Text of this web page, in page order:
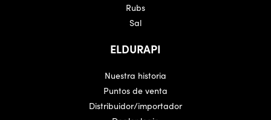
Rubs
Sal
ELDURAPI
Nuestra historia
Puntos de venta
Distribuidor/importador